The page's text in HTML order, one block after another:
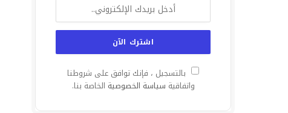
بالتسجيل ، فإنك توافق على شروطنا
واتفاقية سياسة الخصوصية الخاصة بنا.